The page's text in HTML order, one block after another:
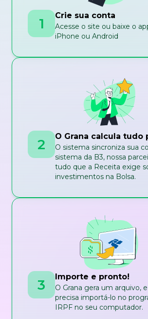
1 Crie sua conta
Acesse o site ou baixe o
iPhone ou Android
2 O Grana calcula tudo
O sistema sincroniza sua
sistema da B3, nossa
tudo que a Receita exige
investimentos na Bolsa.
3 Importe e pronto!
O Grana gera um arquivo,
precisa importá-lo no
IRPF no seu computador.